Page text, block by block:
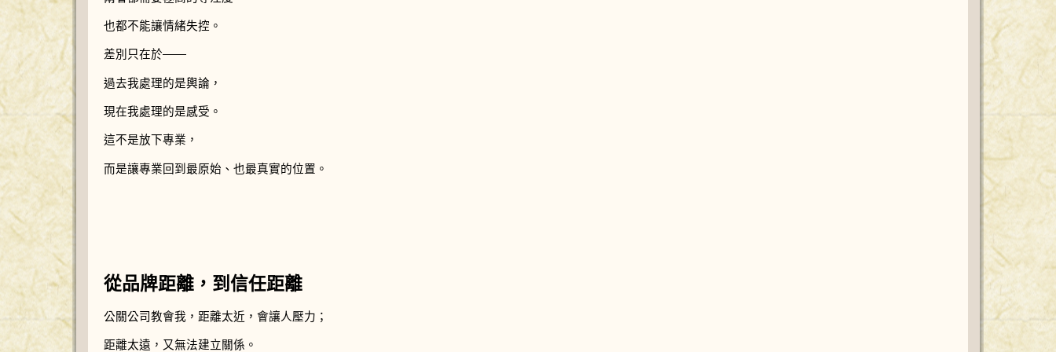
也都不能讓情緒失控。
差別只在於——
過去我處理的是輿論，
現在我處理的是感受。
這不是放下專業，
而是讓專業回到最原始、也最真實的位置。
從品牌距離，到信任距離
公關公司教會我，距離太近，會讓人壓力；
距離太遠，又無法建立關係。